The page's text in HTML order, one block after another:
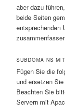
aber dazu
beide Seiten
entsprechenden
SUBDOMAINS
Fügen Sie die
und ersetzen Sie
Beachten Sie
Servern mit